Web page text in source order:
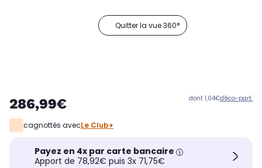
Quitter la vue 360°
286,99€ dont 1,04€d'éco-part.
cagnottés avecLe Club+
Payez en 4x par carte bancaire
Apport de 78,92€ puis 3x 71,75€